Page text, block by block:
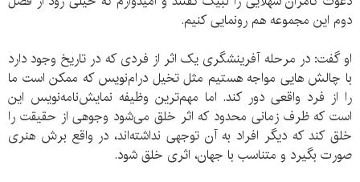
دوم این مجموعه هم رونمایی کنیم.
او گفت: در مرحله آفرینشگری یک اثر از فردی که در تاریخ وجود دارد
با چالش هایی مواجه هستیم مثل تخیل درام‌نویس که ممکن است ما
را از فرد واقعی دور کند. اما مهم‌ترین وظیفه نمایش‌نامه‌نویس این
است که ظرف زمانی محدود که اثر خلق می‌شود وجوهی از حقیقت را
خلق کند که دیگر افراد به آن توجهی نداشته‌اند، در واقع برش هنری
صورت بگیرد و متناسب با جهان، اثری خلق شود.